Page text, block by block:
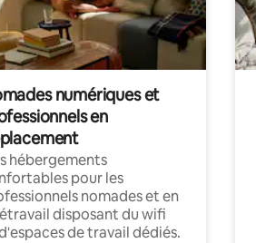
numériques et
en
hébergements
pour les
nomades et en
disposant du wifi
de travail dédiés.